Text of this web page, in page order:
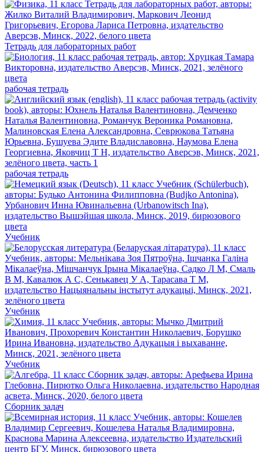
Тетрадь для лабораторных работ
рабочая тетрадь
рабочая тетрадь
Учебник
Учебник
Учебник
Сборник задач